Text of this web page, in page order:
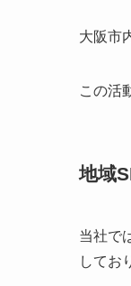
大阪市
この活
地域
当社で
してお